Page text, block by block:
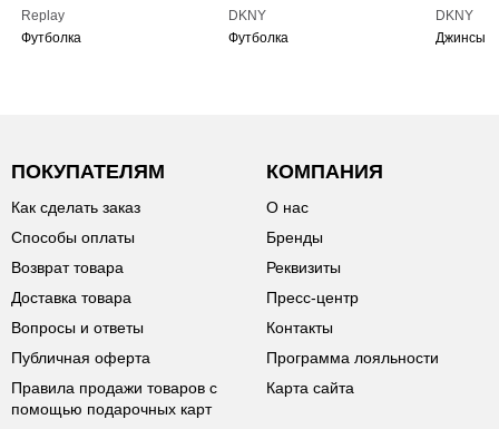
Replay
Футболка
DKNY
Футболка
DKNY
Джинсы
ПОКУПАТЕЛЯМ
Как сделать заказ
Способы оплаты
Возврат товара
Доставка товара
Вопросы и ответы
Публичная оферта
Правила продажи товаров с
помощью подарочных карт
КОМПАНИЯ
О нас
Бренды
Реквизиты
Пресс-центр
Контакты
Программа лояльности
Карта сайта